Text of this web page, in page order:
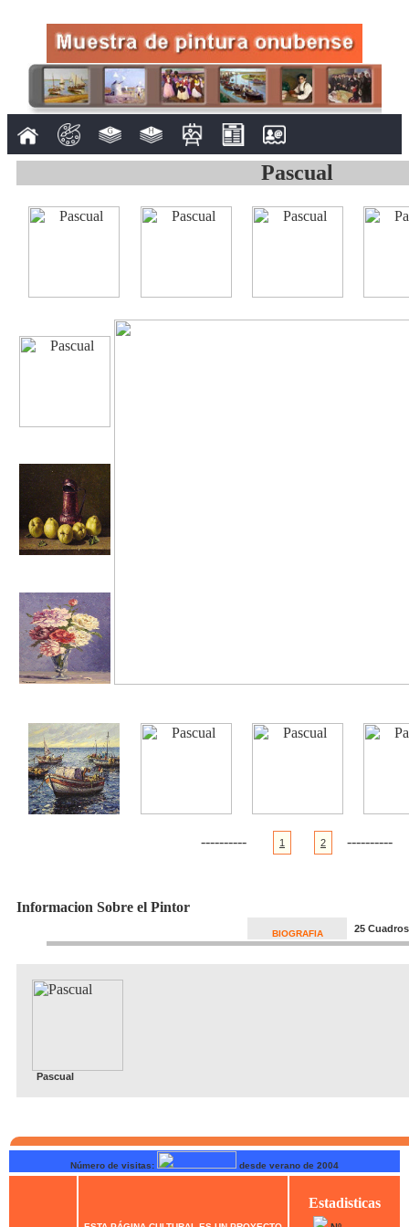
Pascual
---------- 1 2 ----------
Informacion Sobre el Pintor
BIOGRAFIA 25 Cuadros
Pascual
Número de visitas: desde verano de 2004
Estadisticas